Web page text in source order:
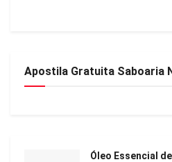
Apostila Gratuita Saboaria
Óleo Essencial